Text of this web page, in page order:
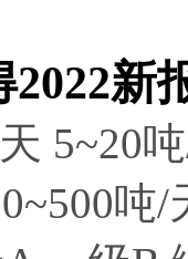
新
5~20
吨/